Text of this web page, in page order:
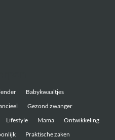
Babykwaaltjes
Gezond zwanger
Lifestyle Mama
Ontwikkeling
Praktische zaken